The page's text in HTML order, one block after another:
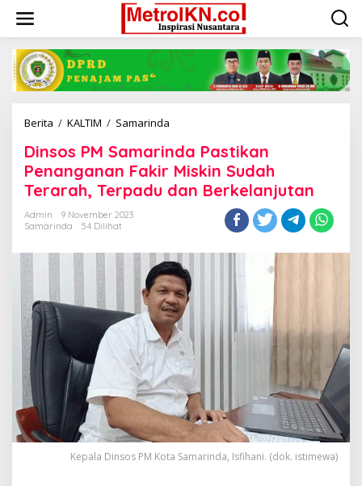
konten
Berita / KALTIM / Samarinda
Samarinda
Pastikan
Penanganan
Fakir
Terpadu
dan
Berkelanjutan
Dinsos PM Samarinda Pastikan
Penanganan Fakir Miskin Sudah
Terarah, Terpadu dan Berkelanjutan
Admin
9 November 2023
Samarinda
54 Dilihat
Kepala Dinsos PM Kota Samarinda, Isfihani. (dok. istimewa)